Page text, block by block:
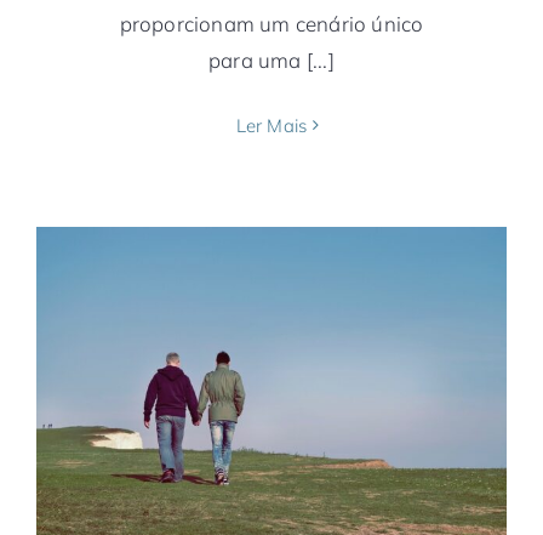
proporcionam um cenário único
para uma [...]
Ler Mais
LGBTQIA+: ranking avalia 203 países e
aponta os mais seguros
América do Norte
Brasil Canadá Europa
de Janeiro Salvador São Paulo Suécia